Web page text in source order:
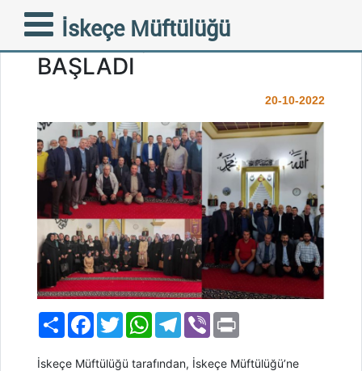
İskeçe Müftülüğü
İSKEÇE MÜFTÜLÜĞÜ’NDE
HİZMET İÇİ EĞİTİM
BAŞLADI
20-10-2022
PaylaşFacebook
TwitterWhatsAppTelegram
Viber
İskeçe Müftülüğü tarafından, İskeçe Müftülüğü’ne